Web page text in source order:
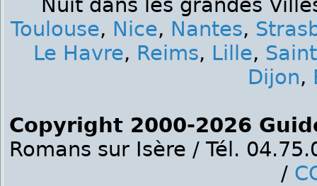
Nuit dans les grandes
Toulouse, Nice, Nantes,
Le Havre, Reims, Lille,
Dijon,
Copyright 2000-2026
Romans sur Isère / Tél.
/